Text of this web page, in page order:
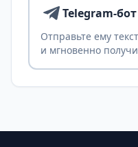
Telegram-
Отправьте ему
и мгновенно